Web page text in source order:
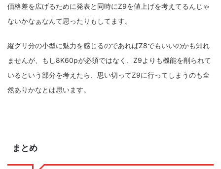
価格差を広げるために発表と同時にZ9を値上げを考えてるんじゃ
ないかなぁなんて思ったりもしてます。
縦グリ分の小型に魅力を感じるのであればZ8でもいいのかも知れ
ませんが、もし8K60pが必須ではなく、Z9よりも機能を削られて
いるという部分を考えたら、思い切ってZ9に行ってしまうのも全
然ありかなとは思います。
まとめ